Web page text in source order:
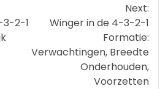
3-2-1
Next:
Winger in de 4-3-2-1
Formatie:
Verwachtingen, Breedte
Onderhouden,
Voorzetten